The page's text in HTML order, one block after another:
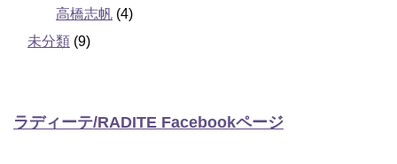
高橋志帆 (4)
未分類 (9)
ラディーテ/RADITE Facebookページ